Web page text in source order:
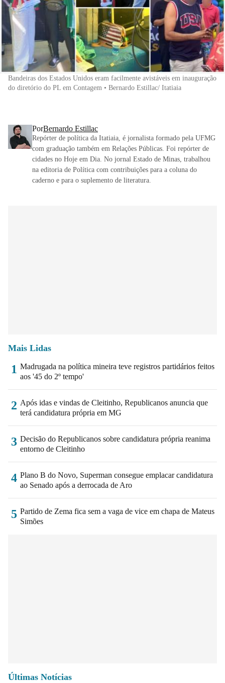
Bandeiras dos Estados Unidos eram facilmente avistáveis em inauguração
do diretório do PL em Contagem • Bernardo Estillac/ Itatiaia
PorBernardo Estillac
Repórter de política da Itatiaia, é jornalista formado pela UFMG
com graduação também em Relações Públicas. Foi repórter de
cidades no Hoje em Dia. No jornal Estado de Minas, trabalhou
na editoria de Política com contribuições para a coluna do
caderno e para o suplemento de literatura.
Mais Lidas
1 Madrugada na política mineira teve registros partidários feitos
aos '45 do 2º tempo'
2 Após idas e vindas de Cleitinho, Republicanos anuncia que
terá candidatura própria em MG
3 Decisão do Republicanos sobre candidatura própria reanima
entorno de Cleitinho
4 Plano B do Novo, Superman consegue emplacar candidatura
ao Senado após a derrocada de Aro
5 Partido de Zema fica sem a vaga de vice em chapa de Mateus
Simões
Últimas Notícias